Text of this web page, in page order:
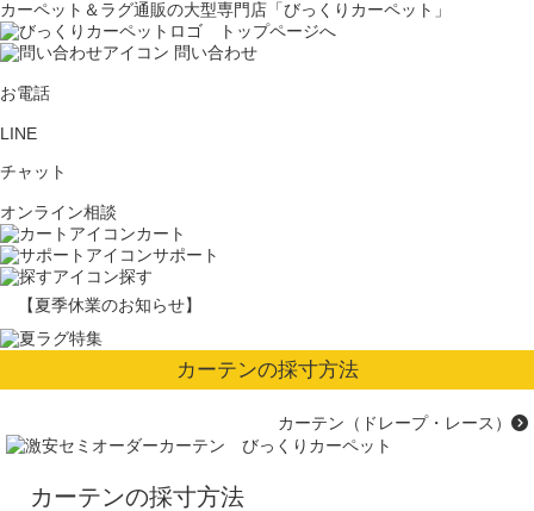
カーペット＆ラグ通販の大型専門店「びっくりカーペット」
問い合わせ
お電話
LINE
チャット
オンライン相談
カート
サポート
探す
【夏季休業のお知らせ】
カーテンの採寸方法
カーテン（ドレープ・レース）
カーテンの採寸方法